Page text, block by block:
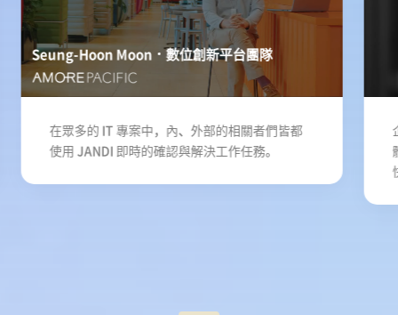
Seung-Hoon Moon 數位創新平台團隊
在眾多的 IT 專案中，內、外部的相關者們皆都
使用 JANDI 即時的確認與解決工作任務。